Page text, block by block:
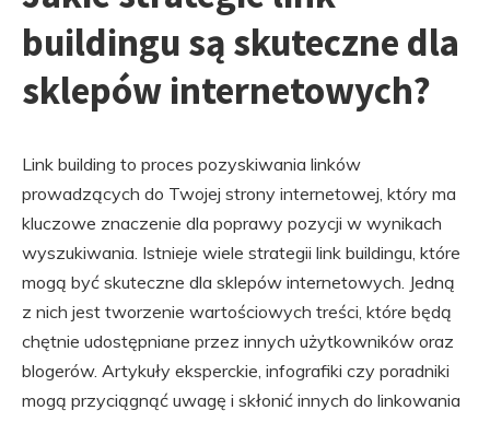
buildingu są skuteczne dla
sklepów internetowych?
Link building to proces pozyskiwania linków
prowadzących do Twojej strony internetowej, który ma
kluczowe znaczenie dla poprawy pozycji w wynikach
wyszukiwania. Istnieje wiele strategii link buildingu, które
mogą być skuteczne dla sklepów internetowych. Jedną
z nich jest tworzenie wartościowych treści, które będą
chętnie udostępniane przez innych użytkowników oraz
blogerów. Artykuły eksperckie, infografiki czy poradniki
mogą przyciągnąć uwagę i skłonić innych do linkowania